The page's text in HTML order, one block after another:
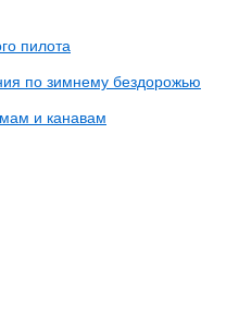
пилота
по зимнему бездорожью
и канавам